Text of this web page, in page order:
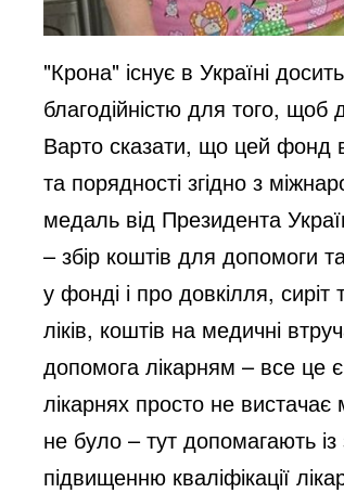
"Крона" існує в Україні
благодійністю для того, щоб
Варто сказати, що цей фонд
та порядності згідно з
медаль від Президента
– збір коштів для допомоги
у фонді і про довкілля,
ліків, коштів на медичні
допомога лікарням – все це є
лікарнях просто не
не було – тут допомагають
підвищенню кваліфікації